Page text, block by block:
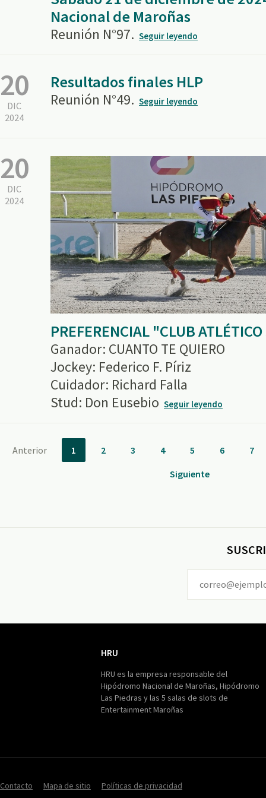
Nacional de Maroñas
Reunión N°97. Seguir leyendo
20
DIC
2024
Resultados finales HLP
Reunión N°49. Seguir leyendo
20
DIC
2024
PREFERENCIAL "CLUB
Ganador: CUANTO TE QUIERO
Jockey: Federico F. Píriz
Cuidador: Richard Falla
Stud: Don Eusebio Seguir leyendo
Anterior 1 2 3 4 5 6
7
Siguiente
HRU
HRU es la empresa responsable del
Hipódromo Nacional de Maroñas, Hipódromo
Las Piedras y las 5 salas de slots de
Entertainment Maroñas
Contacto Mapa de sitio Políticas de privacidad